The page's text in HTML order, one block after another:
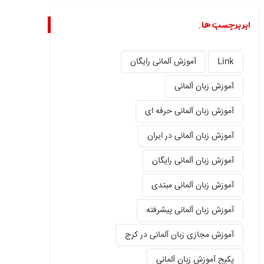
ابر برچسب ها.
Link
آموزش آلمانی رایگان
آموزش زبان آلمانی
آموزش زبان آلمانی حرفه ای
آموزش زبان آلمانی در ایران
آموزش زبان آلمانی رایگان
آموزش زبان آلمانی مبتدی
آموزش زبان آلمانی پیشرفته
آموزش مجازی زبان آلمانی در کرج
پکیج آموزش زبان آلمانی